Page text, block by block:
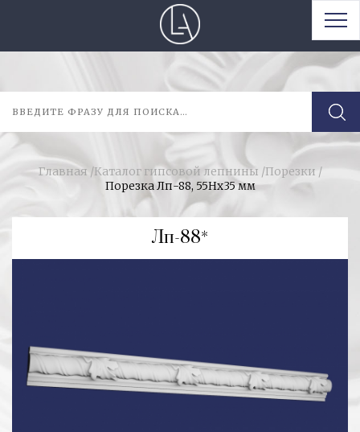
Главная /Каталог гипсовой лепнины /Порезки /
Порезка Лп-88, 55Нх35 мм
Лп-88*